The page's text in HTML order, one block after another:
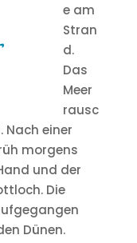
e am
Stran
d.
Das
Meer
rausc
Nach einer
morgens
und der
Die
Dünen.